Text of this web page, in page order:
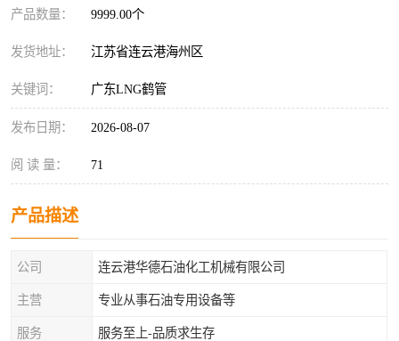
产品数量： 9999.00个
发货地址： 江苏省连云港海州区
关键词： 广东LNG鹤管
发布日期： 2026-08-07
阅 读 量： 71
产品描述
公司 连云港华德石油化工机械有限公司
主营 专业从事石油专用设备等
服务 服务至上-品质求生存